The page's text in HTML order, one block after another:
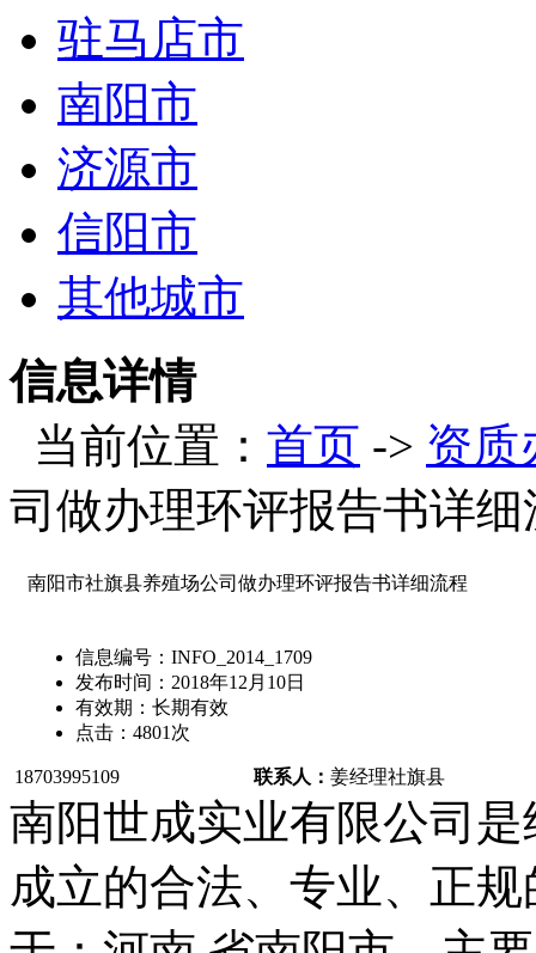
驻马店市
南阳市
济源市
信阳市
其他城市
信息详情
当前位置： 首页 -> 资质
司做办理环评报告书详细
南阳市社旗县养殖场公司做办理环评报告书详细流程
信息编号： INFO_2014_1709
发布时间： 2018年12月10日
有效期： 长期有效
点击： 4801 次
18703995109 联系人： 姜经理社旗县
南阳世成实业有限公司
成立的合法、专业、正